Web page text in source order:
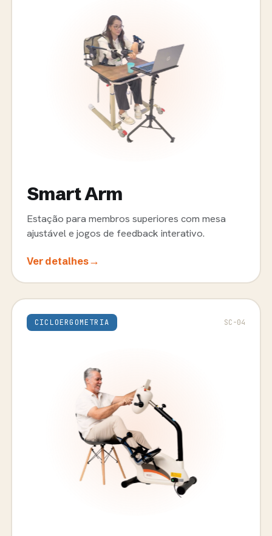
Smart Arm
Estação para membros superiores com mesa
ajustável e jogos de feedback interativo.
Ver detalhes→
CICLOERGOMETRIA SC-04